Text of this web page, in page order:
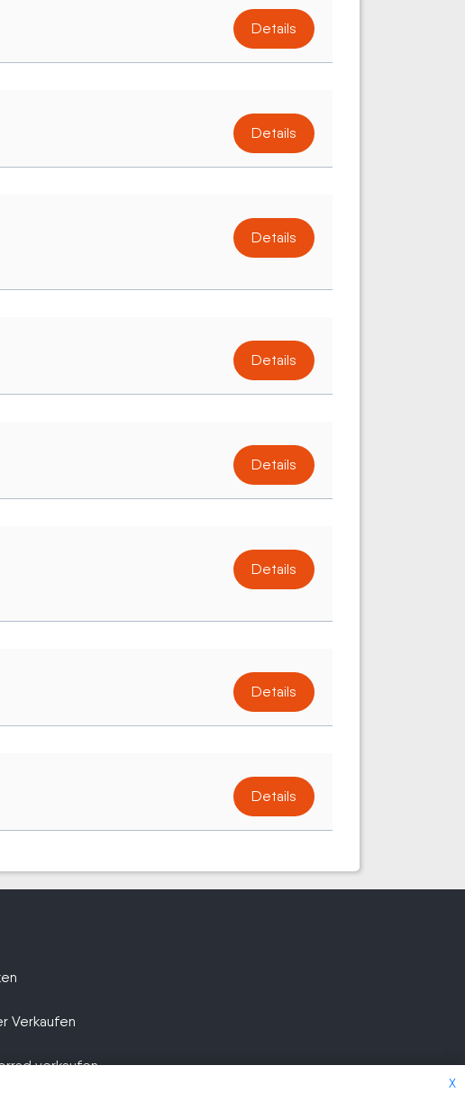
Details
Details
Details
Details
Details
Details
Details
Details
X
Verkaufen
verkaufen